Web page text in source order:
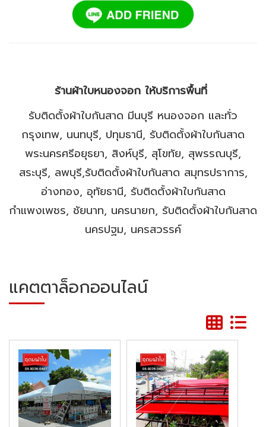
ร้านผ้าใบหนองจอก ให้บริการพื้นที่
รับติดตั้งผ้าใบกันสาด มีนบุรี หนองจอก และทั่ว
กรุงเทพ, นนทบุรี, ปทุมธานี, รับติดตั้งผ้าใบกันสาด
พระนครศรีอยุธยา, สิงห์บุรี, สุโขทัย, สุพรรณบุรี,
สระบุรี, ลพบุรี,รับติดตั้งผ้าใบกันสาด สมุทรปราการ,
อ่างทอง, อุทัยธานี, รับติดตั้งผ้าใบกันสาด
กำแพงเพชร, ชัยนาท, นครนายก, รับติดตั้งผ้าใบกันสาด
นครปฐม, นครสวรรค์
แคตตาล็อกออนไลน์